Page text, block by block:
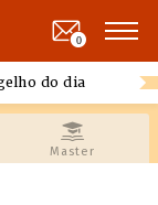
do dia
0
Master